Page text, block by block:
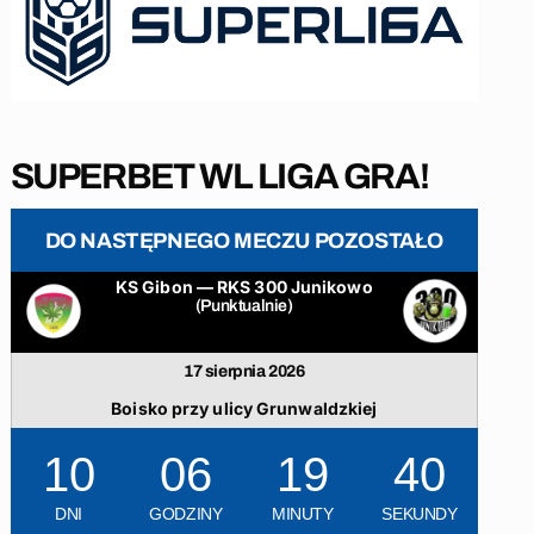
SUPERBET WL LIGA GRA!
DO NASTĘPNEGO MECZU POZOSTAŁO
KS Gibon — RKS 300 Junikowo
(Punktualnie)
17 sierpnia 2026
Boisko przy ulicy Grunwaldzkiej
10
DNI
06
GODZINY
19
MINUTY
40
SEKUNDY